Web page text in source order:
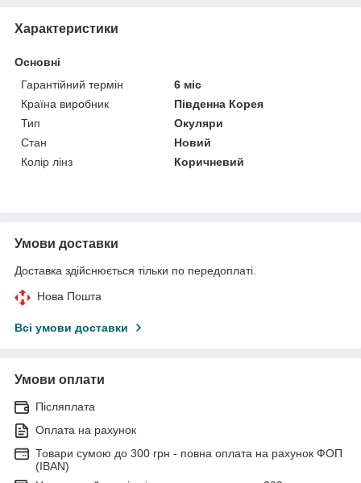
Характеристики
Основні
Гарантійний термін
6 міс
Країна виробник
Південна Корея
Тип
Окуляри
Стан
Новий
Колір лінз
Коричневий
Умови доставки
Доставка здійснюється тільки по передоплаті.
Нова Пошта
Всі умови доставки
Умови оплати
Післяплата
Оплата на рахунок
Товари сумою до 300 грн - повна оплата на рахунок ФОП
(IBAN)